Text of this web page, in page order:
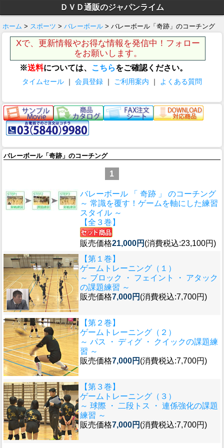
ＤＶＤ通販のジャパンライム
ホーム > スポーツ > バレーボール > バレーボール「奇跡」のコーチング
Xで、更新情報やお得な情報を発信中！フォロー
をお願いします。
※送料については、 こちらをご確認ください。
タイムセール ｜ 会員登録 ｜ ご利用案内 ｜ よくある質問
バレーボール「奇跡」のコーチング
1
バレーボール 「 奇跡 」 のコーチング
～ 常識を覆す！ゲームを軸にした練習
スタイル ～
【全３巻】
販売価格21,000円 (消費税込:23,100円)
【第１巻】
ゲームトレーニング（１）
～ ブロック ・ フェイント ・ アタック
の課題練習 ～
販売価格7,000円 (消費税込:7,700円)
【第２巻】
ゲームトレーニング（２）
～ パス ・ ディグ ・ クイックの課題練
習 ～
販売価格7,000円 (消費税込:7,700円)
【第３巻】
ゲームトレーニング（３）
～ 球際 ・ 二段トス ・ 連係強化の課題
練習 ～
販売価格7,000円 (消費税込:7,700円)